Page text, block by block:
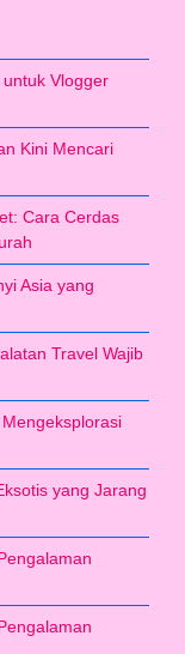
Vlogger
Kini Mencari
Cara Cerdas
Asia yang
Travel Wajib
yang Jarang